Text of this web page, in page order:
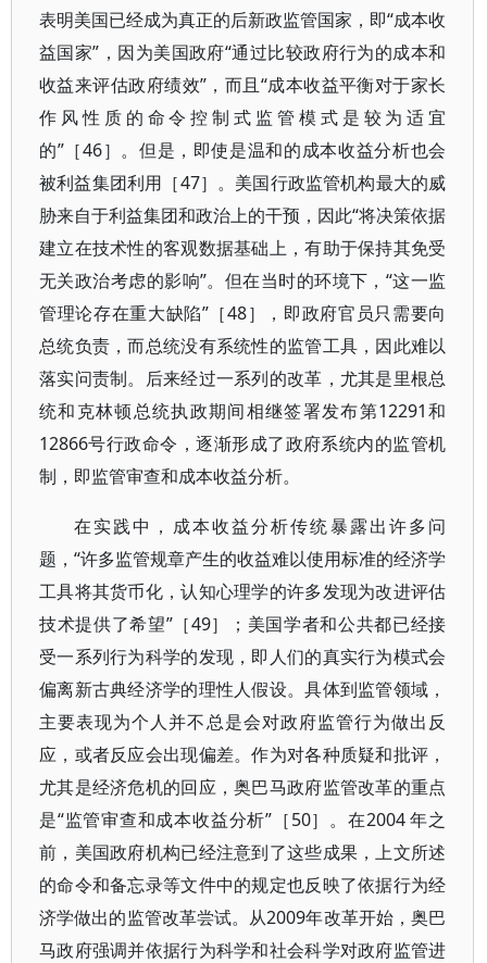
表明美国已经成为真正的后新政监管国家，即“成本收
益国家”，因为美国政府“通过比较政府行为的成本和
收益来评估政府绩效”，而且“成本收益平衡对于家长
作风性质的命令控制式监管模式是较为适宜
的”［46］。但是，即使是温和的成本收益分析也会
被利益集团利用［47］。美国行政监管机构最大的威
胁来自于利益集团和政治上的干预，因此“将决策依据
建立在技术性的客观数据基础上，有助于保持其免受
无关政治考虑的影响”。但在当时的环境下，“这一监
管理论存在重大缺陷”［48］，即政府官员只需要向
总统负责，而总统没有系统性的监管工具，因此难以
落实问责制。后来经过一系列的改革，尤其是里根总
统和克林顿总统执政期间相继签署发布第12291和
12866号行政命令，逐渐形成了政府系统内的监管机
制，即监管审查和成本收益分析。
在实践中，成本收益分析传统暴露出许多问
题，“许多监管规章产生的收益难以使用标准的经济学
工具将其货币化，认知心理学的许多发现为改进评估
技术提供了希望”［49］；美国学者和公共都已经接
受一系列行为科学的发现，即人们的真实行为模式会
偏离新古典经济学的理性人假设。具体到监管领域，
主要表现为个人并不总是会对政府监管行为做出反
应，或者反应会出现偏差。作为对各种质疑和批评，
尤其是经济危机的回应，奥巴马政府监管改革的重点
是“监管审查和成本收益分析”［50］。在2004 年之
前，美国政府机构已经注意到了这些成果，上文所述
的命令和备忘录等文件中的规定也反映了依据行为经
济学做出的监管改革尝试。从2009年改革开始，奥巴
马政府强调并依据行为科学和社会科学对政府监管进